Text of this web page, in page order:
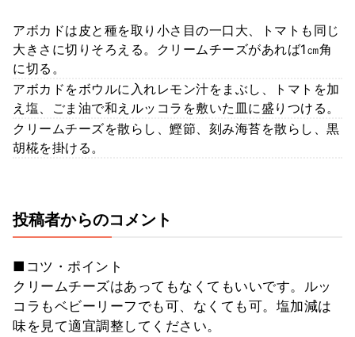
アボカドは皮と種を取り小さ目の一口大、トマトも同じ
大きさに切りそろえる。クリームチーズがあれば1㎝角
に切る。
アボカドをボウルに入れレモン汁をまぶし、トマトを加
え塩、ごま油で和えルッコラを敷いた皿に盛りつける。
クリームチーズを散らし、鰹節、刻み海苔を散らし、黒
胡椛を掛ける。
投稿者からのコメント
■コツ・ポイント
クリームチーズはあってもなくてもいいです。ルッ
コラもベビーリーフでも可、なくても可。塩加減は
味を見て適宜調整してください。